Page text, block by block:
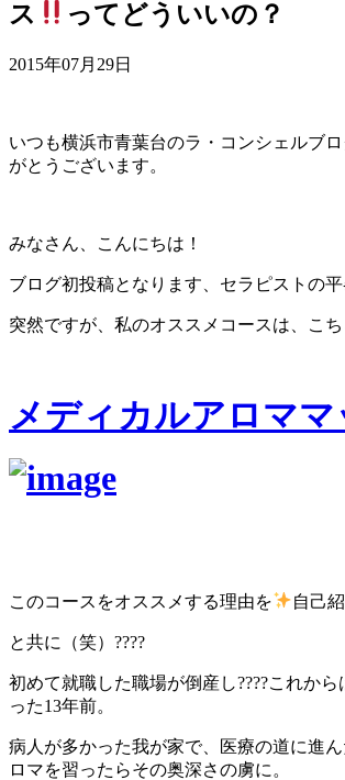
ス
ってどういいの？
2015年07月29日
いつも横浜市青葉台のラ・コンシェルブ
がとうございます。
みなさん、こんにちは！
ブログ初投稿となります、セラピストの平
突然ですが、私のオススメコースは、こち
メディカルアロママ
このコースをオススメする理由を 自己
と共に（笑）????
初めて就職した職場が倒産し????これから
った13年前。
病人が多かった我が家で、医療の道に進
ロマを習ったらその奥深さの虜に。